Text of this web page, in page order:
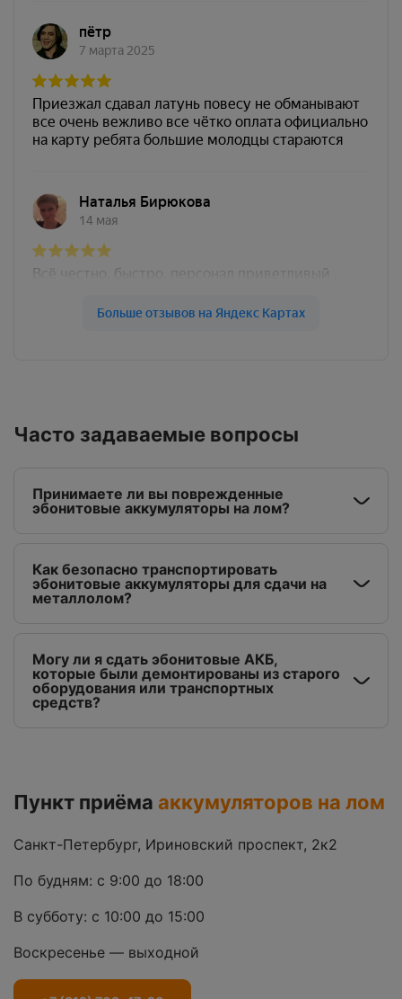
Часто задаваемые вопросы
Принимаете ли вы поврежденные
эбонитовые аккумуляторы на лом?
Как безопасно транспортировать
эбонитовые аккумуляторы для сдачи на
металлолом?
Могу ли я сдать эбонитовые АКБ,
которые были демонтированы из старого
оборудования или транспортных
средств?
Пункт приёма аккумуляторов на лом
Санкт-Петербург, Ириновский проспект, 2к2
По будням: с 9:00 до 18:00
В субботу: с 10:00 до 15:00
Воскресенье — выходной